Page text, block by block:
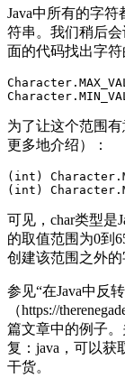
Java中所有的字
符串。我们稍后
面的代码找出字符
为了让这个范围
更多地介绍）：
(int)
可见，char类型是
的取值范围为0到
创建该范围之外的
参见“在Java中反
（https://
篇文章中的例子。
复：java，可以获
干货。